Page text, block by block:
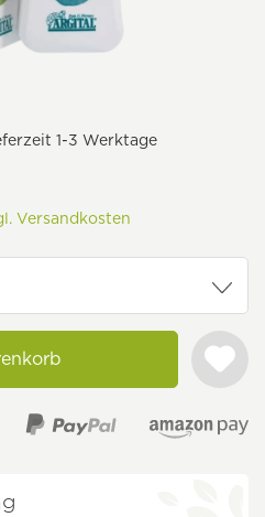
1-3 Werktage
Versandkosten